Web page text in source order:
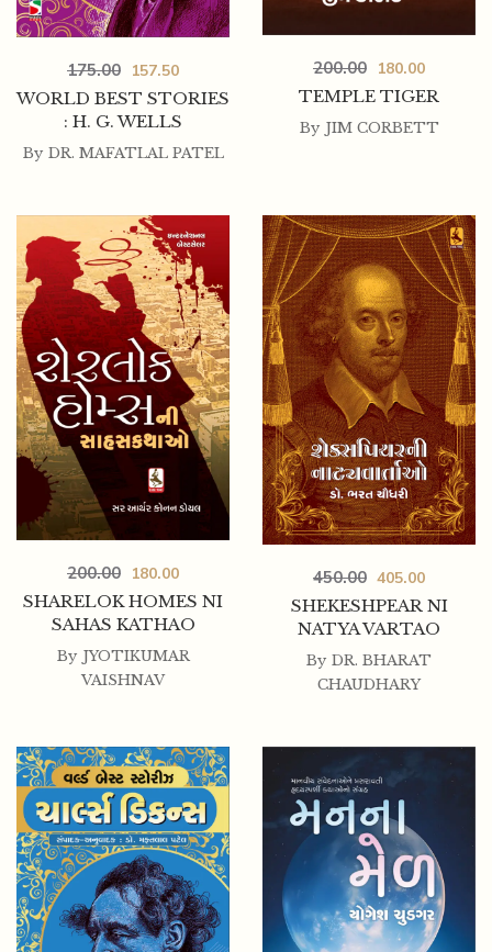
WORLD BEST STORIES
: H. G. WELLS
175.00 157.50
By DR. MAFATLAL PATEL
TEMPLE TIGER
200.00 180.00
By JIM CORBETT
SHARELOK HOMES NI
SAHAS KATHAO
200.00 180.00
By JYOTIKUMAR
VAISHNAV
SHEKESHPEAR NI
NATYA VARTAO
450.00 405.00
By DR. BHARAT
CHAUDHARY